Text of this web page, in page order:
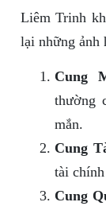
Liêm Trinh
lại những ảnh
Cung
thường
mắn.
Cung
tài
Cung